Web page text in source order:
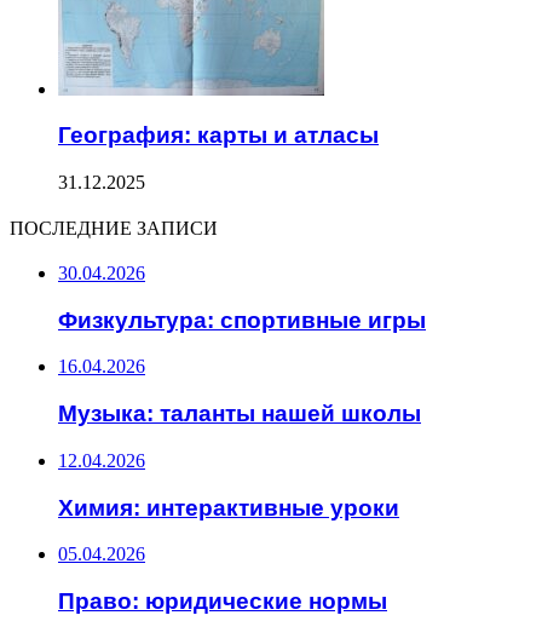
География: карты и атласы
31.12.2025
ПОСЛЕДНИЕ ЗАПИСИ
30.04.2026
Физкультура: спортивные игры
16.04.2026
Музыка: таланты нашей школы
12.04.2026
Химия: интерактивные уроки
05.04.2026
Право: юридические нормы